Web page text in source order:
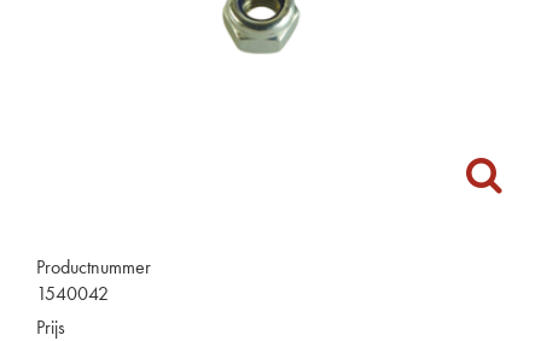
Productnummer
1540042
Prijs